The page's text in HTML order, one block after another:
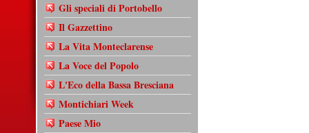
Gli speciali di Portobello
Il Gazzettino
La Vita Monteclarense
La Voce del Popolo
L'Eco della Bassa Bresciana
Montichiari Week
Paese Mio